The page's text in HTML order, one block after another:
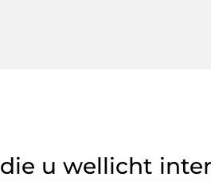
die u wellicht